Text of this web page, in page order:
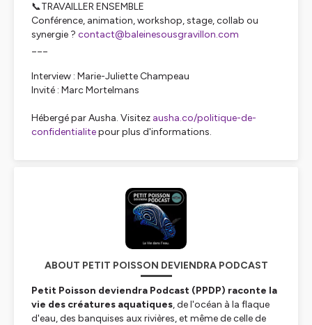
📞TRAVAILLER ENSEMBLE
Conférence, animation, workshop, stage, collab ou
synergie ? contact@baleinesousgravillon.com
Interview : Marie-Juliette Champeau
Invité : Marc Mortelmans
Hébergé par Ausha. Visitez ausha.co/politique-de-
confidentialitepour plus d'informations.
ABOUT PETIT POISSON DEVIENDRA PODCAST
Petit Poisson deviendra Podcast (PPDP) raconte la
vie des créatures aquatiques, de l'océan à la flaque
d'eau, des banquises aux rivières, et même de celle de